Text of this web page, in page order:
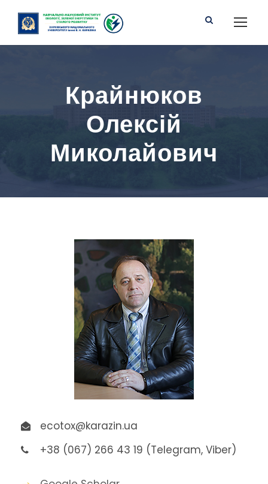
Крайнюков
Олексій
Миколайович
ecotox@karazin.ua
+38 (067) 266 43 19 (Telegram, Viber)